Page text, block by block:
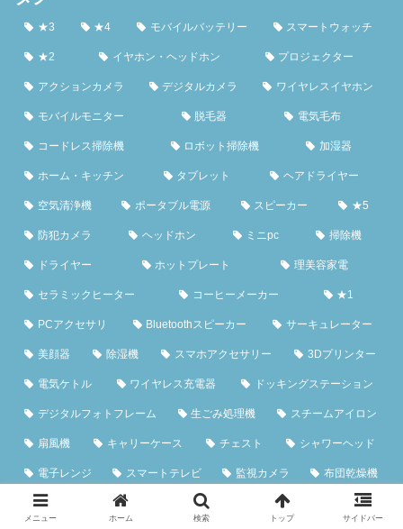
★3 ★4 モバイルバッテリー スマートウォッチ
★2 イヤホン・ヘッドホン プロジェクター
アクションカメラ デジタルカメラ ワイヤレスイヤホン
モバイルモニター 脱毛器 電気毛布
コードレス掃除機 ロボット掃除機 加湿器
ホーム・キッチン タブレット ヘアドライヤー
空気清浄機 ポータブル電源 スピーカー ★5
防犯カメラ ヘッドホン ミニpc 掃除機
ドライヤー ホットプレート 理美容家電
セラミックヒーター コーヒーメーカー ★1
PCアクセサリ Bluetoothスピーカー サーキュレーター
美顔器 除湿機 スマホアクセサリー 3Dプリンター
電気ケトル ワイヤレス充電器 ドッキングステーション
デジタルフォトフレーム 生ごみ処理機 スチームアイロン
扇風機 キャリーケース チェスト シャワーヘッド
電子レンジ スマートテレビ 監視カメラ 布団乾燥機
Webカメラ ドライブレコーダー ゲーミングキーボード
メニュー ホーム 検索 トップ サイドバー